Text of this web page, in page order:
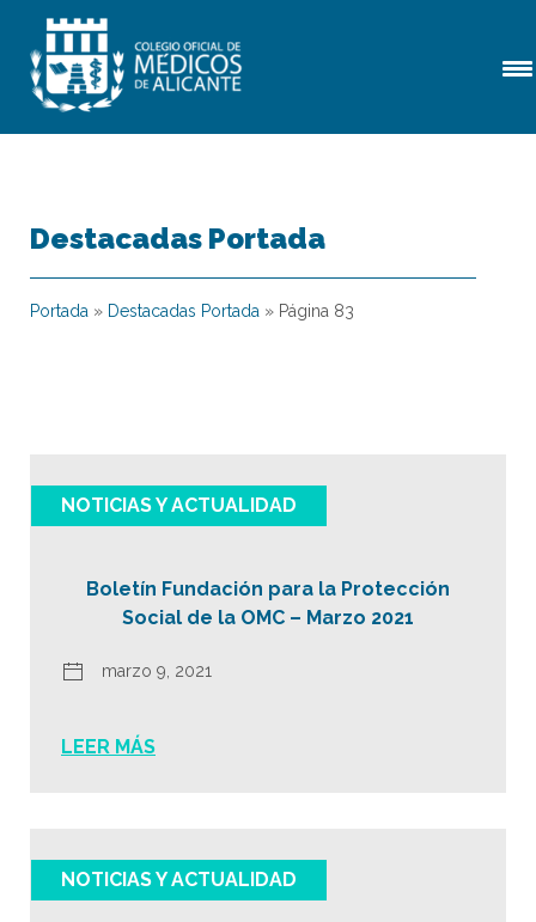
Destacadas Portada
Portada » Destacadas Portada » Página 83
NOTICIAS Y ACTUALIDAD
Boletín Fundación para la Protección
Social de la OMC – Marzo 2021
marzo 9, 2021
LEER MÁS
NOTICIAS Y ACTUALIDAD